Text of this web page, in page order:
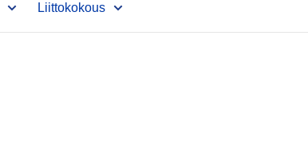
Liittokokous